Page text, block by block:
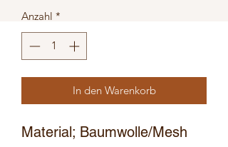
Anzahl *
In den Warenkorb
Material; Baumwolle/Mesh